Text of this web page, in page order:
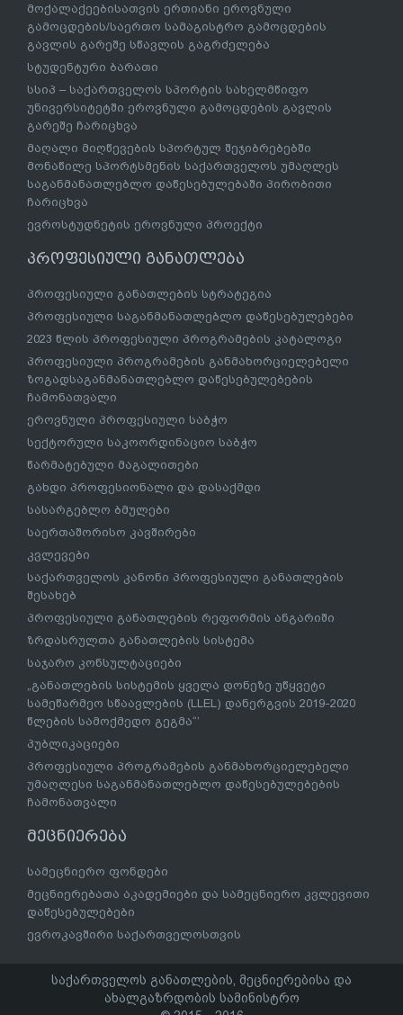
მოქალაქეებისათვის ერთიანი ეროვნული
გამოცდების/საერთო სამაგისტრო გამოცდების
გავლის გარეშე სწავლის გაგრძელება
სტუდენტური ბარათი
სსიპ – საქართველოს სპორტის სახელმწიფო
უნივერსიტეტში ეროვნული გამოცდების გავლის
გარეშე ჩარიცხვა
მაღალი მიღწევების სპორტულ შეჯიბრებებში
მონაწილე სპორტსმენის საქართველოს უმაღლეს
საგანმანათლებლო დაწესებულებაში პირობითი
ჩარიცხვა
ევროსტუდნეტის ეროვნული პროექტი
პროფესიული განათლება
პროფესიული განათლების სტრატეგია
პროფესიული საგანმანათლებლო დაწესებულებები
2023 წლის პროფესიული პროგრამების კატალოგი
პროფესიული პროგრამების განმახორციელებელი
ზოგადსაგანმანათლებლო დაწესებულებების
ჩამონათვალი
ეროვნული პროფესიული საბჭო
სექტორული საკოორდინაციო საბჭო
წარმატებული მაგალითები
გახდი პროფესიონალი და დასაქმდი
სასარგებლო ბმულები
საერთაშორისო კავშირები
კვლევები
საქართველოს კანონი პროფესიული განათლების
შესახებ
პროფესიული განათლების რეფორმის ანგარიში
ზრდასრულთა განათლების სისტემა
საჯარო კონსულტაციები
„განათლების სისტემის ყველა დონეზე უწყვეტი
სამეწარმეო სწაავლების (LLEL) დანერგვის 2019-2020
წლების სამოქმედო გეგმა“’
პუბლიკაციები
პროფესიული პროგრამების განმახორციელებელი
უმაღლესი საგანმანათლებლო დაწესებულებების
ჩამონათვალი
მეცნიერება
სამეცნიერო ფონდები
მეცნიერებათა აკადემიები და სამეცნიერო კვლევითი
დაწესებულებები
ევროკავშირი საქართველოსთვის
საქართველოს განათლების, მეცნიერებისა და
ახალგაზრდობის სამინისტრო